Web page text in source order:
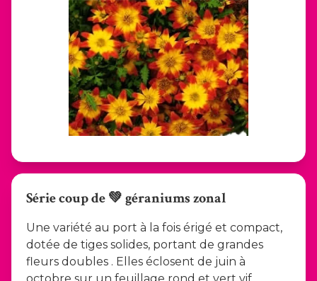
Série coup de 💚 géraniums zonal
Une variété au port à la fois érigé et compact,
dotée de tiges solides, portant de grandes
fleurs doubles . Elles éclosent de juin à